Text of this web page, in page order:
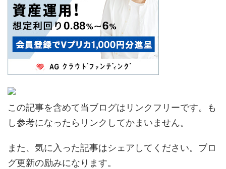
この記事を含めて当ブログはリンクフリーです。も
し参考になったらリンクしてかまいません。
また、気に入った記事はシェアしてください。ブロ
グ更新の励みになります。